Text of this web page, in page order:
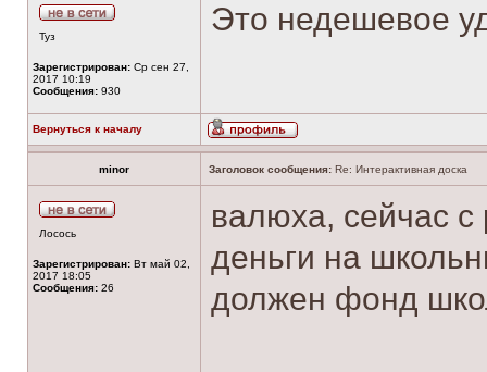
Туз
Зарегистрирован: Ср сен 27,
2017 10:19
Сообщения: 930
Это недешевое
Вернуться к началу
minor Заголовок сообщения: Re: Интерактивная доска
Лосось
Зарегистрирован: Вт май 02,
2017 18:05
Сообщения: 26
валюха, сейчас
деньги на
должен фонд